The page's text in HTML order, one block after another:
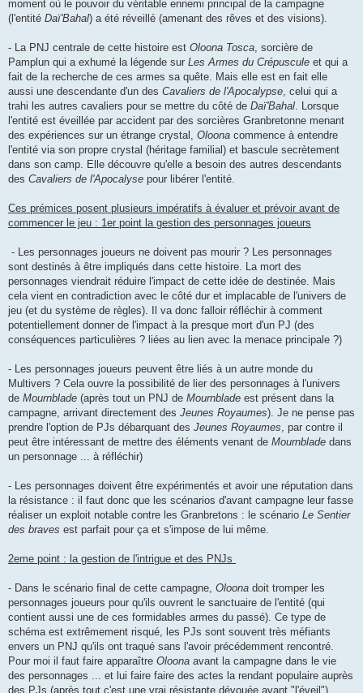
moment où le pouvoir du véritable ennemi principal de la campagne
(l'entité Daï'Bahal) a été réveillé (amenant des rêves et des visions).
- La PNJ centrale de cette histoire est Oloona Tosca , sorcière de
Pamplun qui a exhumé la légende sur Les Armes du Crépuscule et qui a
fait de la recherche de ces armes sa quête. Mais elle est en fait elle
aussi une descendante d'un des Cavaliers de l'Apocalypse , celui qui a
trahi les autres cavaliers pour se mettre du côté de Daï'Bahal . Lorsque
l'entité est éveillée par accident par des sorcières Granbretonne menant
des expériences sur un étrange crystal, Oloona commence à entendre
l'entité via son propre crystal (héritage familial) et bascule secrètement
dans son camp. Elle découvre qu'elle a besoin des autres descendants
des Cavaliers de l'Apocalyse pour libérer l'entité.
Ces prémices posent plusieurs impératifs à évaluer et prévoir avant de
commencer le jeu : 1er point la gestion des personnages joueurs
- Les personnages joueurs ne doivent pas mourir ? Les personnages
sont destinés à être impliqués dans cette histoire. La mort des
personnages viendrait réduire l'impact de cette idée de destinée. Mais
cela vient en contradiction avec le côté dur et implacable de l'univers de
jeu (et du système de règles). Il va donc falloir réfléchir à comment
potentiellement donner de l'impact à la presque mort d'un PJ (des
conséquences particulières ? liées au lien avec la menace principale ?)
- Les personnages joueurs peuvent être liés à un autre monde du
Multivers ? Cela ouvre la possibilité de lier des personnages à l'univers
de Mournblade (après tout un PNJ de Mournblade est présent dans la
campagne, arrivant directement des Jeunes Royaumes). Je ne pense pas
prendre l'option de PJs débarquant des Jeunes Royaumes , par contre il
peut être intéressant de mettre des éléments venant de Mournblade dans
un personnage ... à réfléchir)
- Les personnages doivent être expérimentés et avoir une réputation dans
la résistance : il faut donc que les scénarios d'avant campagne leur fasse
réaliser un exploit notable contre les Granbretons : le scénario Le Sentier
des braves est parfait pour ça et s'impose de lui même.
2eme point : la gestion de l'intrigue et des PNJs
- Dans le scénario final de cette campagne, Oloona doit tromper les
personnages joueurs pour qu'ils ouvrent le sanctuaire de l'entité (qui
contient aussi une de ces formidables armes du passé). Ce type de
schéma est extrêmement risqué, les PJs sont souvent très méfiants
envers un PNJ qu'ils ont traqué sans l'avoir précédemment rencontré.
Pour moi il faut faire apparaître Oloona avant la campagne dans le vie
des personnages ... et lui faire faire des actes la rendant populaire auprès
des PJs (après tout c'est une vrai résistante dévouée avant "l'éveil")